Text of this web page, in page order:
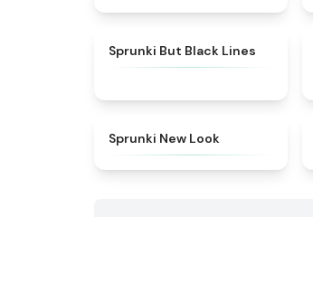
Sprunki But Black Lines
Sprunki New Look